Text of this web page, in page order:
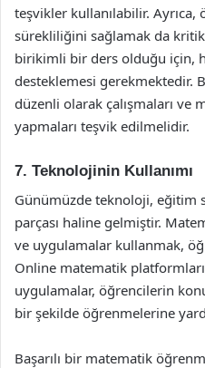
teşvikler kullanılabilir. Ayrıca,
sürekliliğini sağlamak da
birikimli bir ders olduğu için,
desteklemesi gerekmektedir.
düzenli olarak çalışmaları ve
yapmaları teşvik edilmelidir.
7. Teknolojinin Kullanımı
Günümüzde teknoloji, eğitim
parçası haline gelmiştir.
ve uygulamalar kullanmak,
Online matematik
uygulamalar, öğrencilerin
bir şekilde öğrenmelerine
Başarılı bir matematik